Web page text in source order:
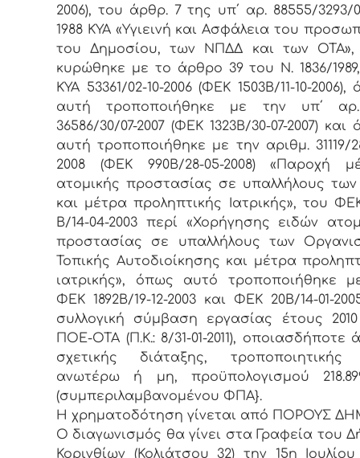
2006), του άρθρ. 7 της υπ΄ αρ. 88555/3293/
1988 ΚΥΑ «Υγιεινή και Ασφάλεια του
του Δημοσίου, των ΝΠΔΔ και των
κυρώθηκε με το άρθρο 39 του Ν. 1836/
ΚΥΑ 53361/02-10-2006 (ΦΕΚ 1503Β/11-10-2006),
αυτή τροποποιήθηκε με την υπ΄
36586/30/07-2007 (ΦΕΚ 1323Β/30-07-2007) και
αυτή τροποποιήθηκε με την αριθμ. 31119/
2008 (ΦΕΚ 990Β/28-05-2008) «Παροχή
ατομικής προστασίας σε υπαλλήλους
και μέτρα προληπτικής Ιατρικής», του
Β/14-04-2003 περί «Χορήγησης ειδών
προστασίας σε υπαλλήλους των
Τοπικής Αυτοδιοίκησης και μέτρα
ιατρικής», όπως αυτό τροποποιήθηκε
ΦΕΚ 1892Β/19-12-2003 και ΦΕΚ 20Β/14-01-
συλλογική σύμβαση εργασίας έτους
ΠΟΕ-ΟΤΑ (Π.Κ.: 8/31-01-2011), οποιασδήποτε
σχετικής διάταξης,
ανωτέρω ή μη, προϋπολογισμού
(συμπεριλαμβανομένου ΦΠΑ}.
Η χρηματοδότηση γίνεται από ΠΟΡΟΥΣ
Ο διαγωνισμός θα γίνει στα Γραφεία του
Κορινθίων (Κολιάτσου 32) την 15η Ιουλίου